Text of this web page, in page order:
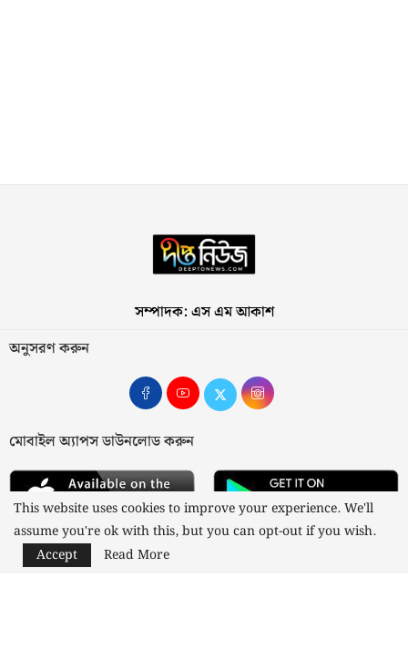
সম্পাদক: এস এম আকাশ
অনুসরণ করুন
মোবাইল অ্যাপস ডাউনলোড করুন
This website uses cookies to improve your experience. We'll
assume you're ok with this, but you can opt-out if you wish.
Accept
Read More